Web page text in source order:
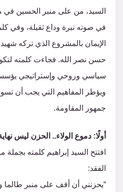
السيد، من على منبر الحسين في
في صوته نبرة وداع ثقيلة، وفي
الإيمان بالمشروع الذي تركه
حسن نصر الله. فجاءت كلمته
سياسي وروحي وإستراتيجي يؤسس
ويؤطر المفاهيم التي يجب أن
جمهور المقاومة.
أولًا: دموع الولاء.. الحزن ليس
افتتح السيد إبراهيم كلمته
الفقد:
“يحزنني أن أقف على منبر طالما